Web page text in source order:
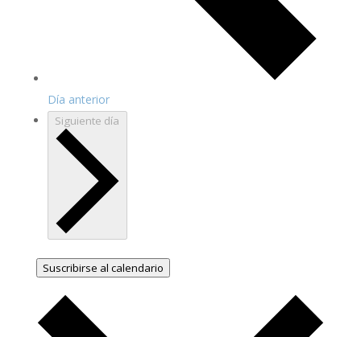
Día anterior
Siguiente día
Suscribirse al calendario